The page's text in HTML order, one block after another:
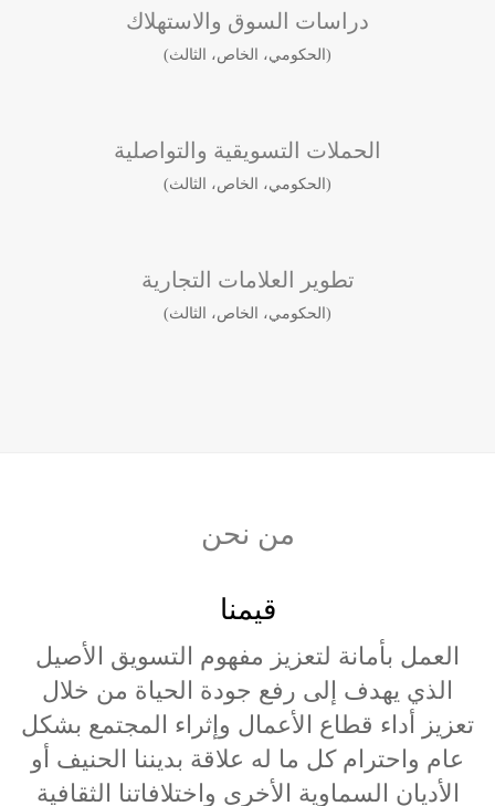
دراسات السوق والاستهلاك
(الحكومي، الخاص، الثالث)
الحملات التسويقية والتواصلية
(الحكومي، الخاص، الثالث)
تطوير العلامات التجارية
(الحكومي، الخاص، الثالث)
من نحن
رسالتنا
بناء جائزة عالمية للتسويق تعمل على تقدم
علم التسويق من خلال المصداقية والمعايير
ذات الجودة العالية للمساهمة في بناء مجتمع
معرفي.